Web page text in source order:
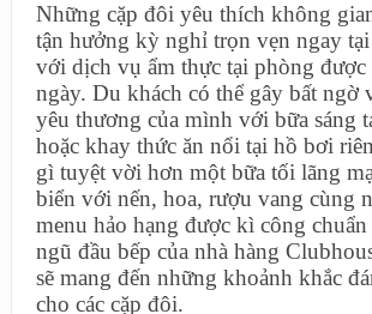
Những cặp đôi yêu thích không
tận hưởng kỳ nghỉ trọn vẹn ngay
với dịch vụ ẩm thực tại phòng được
ngày. Du khách có thể gây bất ngờ
yêu thương của mình với bữa sáng
hoặc khay thức ăn nổi tại hồ bơi
gì tuyệt vời hơn một bữa tối lãng
biển với nến, hoa, rượu vang cùng
menu hảo hạng được kì công
ngũ đầu bếp của nhà hàng
sẽ mang đến những khoảnh khắc
cho các cặp đôi.